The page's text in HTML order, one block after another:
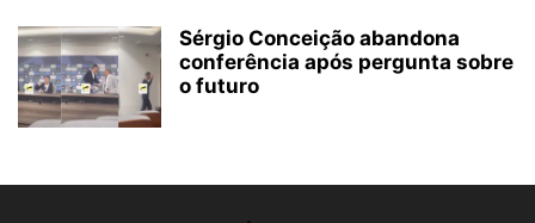
Sérgio Conceição abandona
conferência após pergunta sobre
o futuro